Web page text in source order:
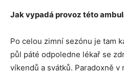
Jak vypadá provoz této
Po celou zimní sezónu je tam
půl páté odpoledne lékař se
víkendů a svátků. Paradoxně